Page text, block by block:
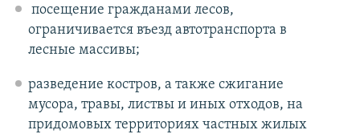
посещение гражданами лесов,
ограничивается въезд автотранспорта в
лесные массивы;
разведение костров, а также сжигание
мусора, травы, листвы и иных отходов, на
придомовых территориях частных жилых